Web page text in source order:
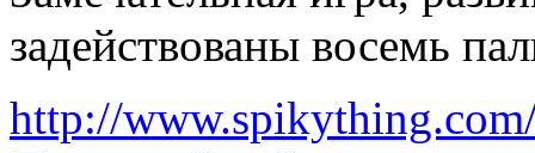
задействованы восемь
http://